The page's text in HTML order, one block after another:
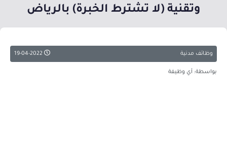
وتقنية (لا تشترط الخبرة) بالرياض
وظائف مدنية
بواسطة: أي وظيفة